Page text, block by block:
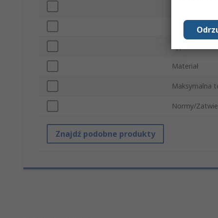
Seria
Materiał
Maksymalna
Normy/
Znajdź podobne produkty